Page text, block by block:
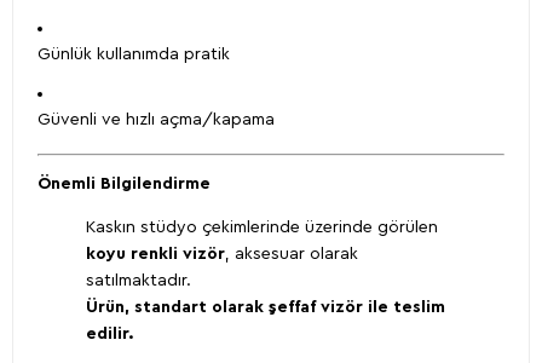
Günlük kullanımda pratik
Güvenli ve hızlı açma/kapama
Önemli Bilgilendirme
Kaskın stüdyo çekimlerinde üzerinde görülen
koyu renkli vizör, aksesuar olarak
satılmaktadır.
Ürün, standart olarak şeffaf vizör ile teslim
edilir.